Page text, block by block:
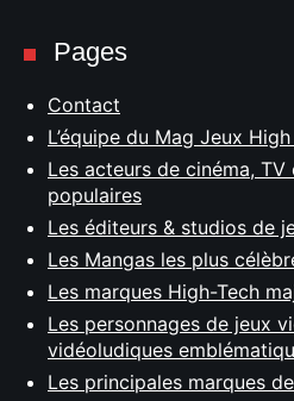
Pages
Contact
L’équipe du Mag Jeux
Les acteurs de cinéma,
populaires
Les éditeurs & studios de
Les Mangas les plus
Les marques High-Tech
Les personnages de jeux
vidéoludiques
Les principales marques